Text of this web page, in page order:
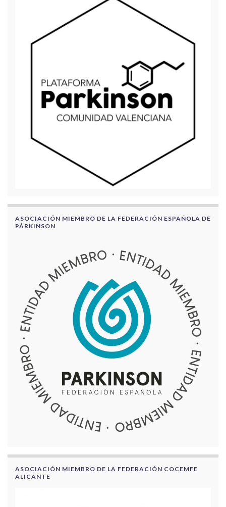
ASOCIACIÓN MIEMBRO DE LA FEDERACIÓN ESPAÑOLA DE
PÁRKINSON
ASOCIACIÓN MIEMBRO DE LA FEDERACIÓN COCEMFE
ALICANTE